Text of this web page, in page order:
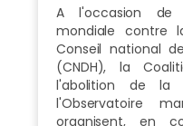
A l'occasion de
mondiale contre
Conseil national
(CNDH), la
l'abolition de
l'Observatoire
organisent, en